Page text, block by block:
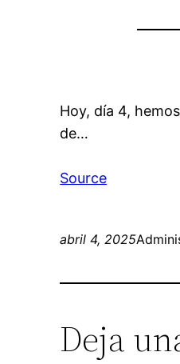
Hoy, día 4,
de…
Source
abril 4, 2025
Deja